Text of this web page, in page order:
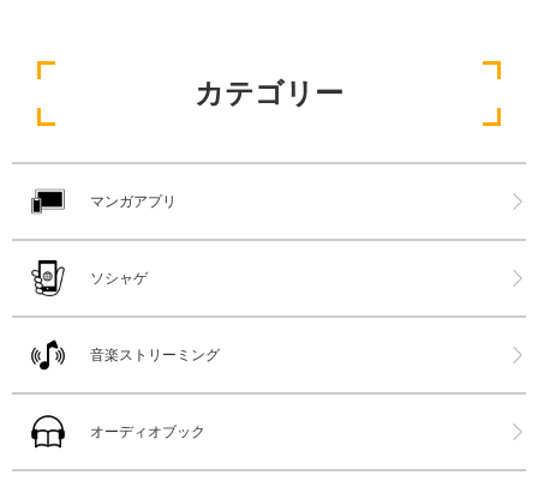
カテゴリー
マンガアプリ
ソシャゲ
音楽ストリーミング
オーディオブック